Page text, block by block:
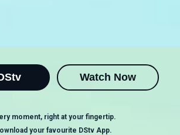
Watch Now
moment, right at your fingertip.
your favourite DStv App.